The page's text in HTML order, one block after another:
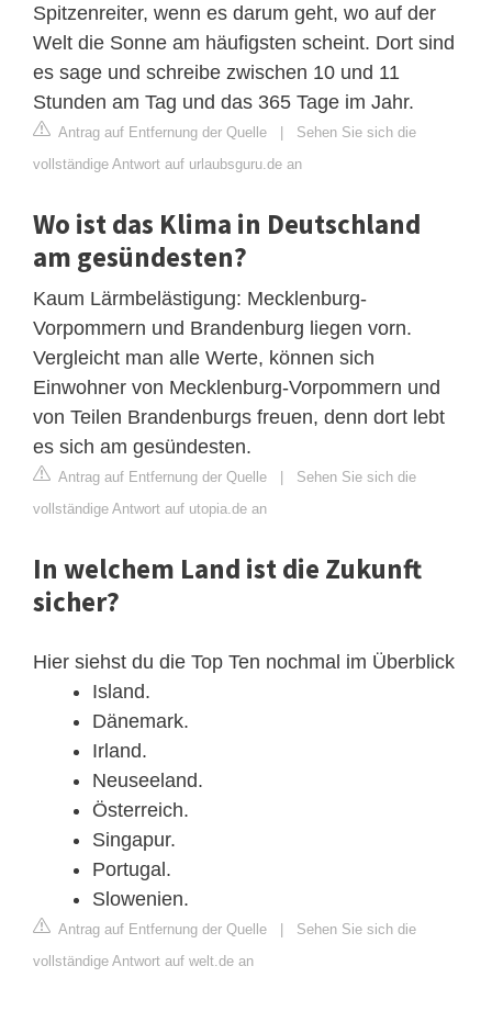
Spitzenreiter, wenn es darum geht, wo auf der
Welt die Sonne am häufigsten scheint. Dort sind
es sage und schreibe zwischen 10 und 11
Stunden am Tag und das 365 Tage im Jahr.
Antrag auf Entfernung der Quelle | Sehen Sie sich die
vollständige Antwort auf urlaubsguru.de an
Wo ist das Klima in Deutschland
am gesündesten?
Kaum Lärmbelästigung: Mecklenburg-
Vorpommern und Brandenburg liegen vorn.
Vergleicht man alle Werte, können sich
Einwohner von Mecklenburg-Vorpommern und
von Teilen Brandenburgs freuen, denn dort lebt
es sich am gesündesten.
Antrag auf Entfernung der Quelle | Sehen Sie sich die
vollständige Antwort auf utopia.de an
In welchem Land ist die Zukunft
sicher?
Hier siehst du die Top Ten nochmal im Überblick
Island.
Dänemark.
Irland.
Neuseeland.
Österreich.
Singapur.
Portugal.
Slowenien.
Antrag auf Entfernung der Quelle | Sehen Sie sich die
vollständige Antwort auf welt.de an